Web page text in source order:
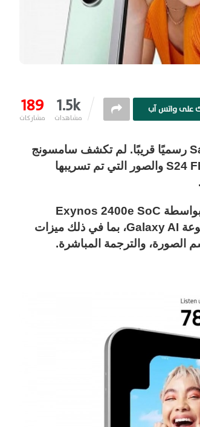
189
مشاركات 1.5k
مشاهدات
على واتس آب
من المتوقع أن يتم إطلاق هاتف Samsung Galaxy S24 FE رسميًا قريبًا. لم تكشف سامسونج
عن أي شيء حول هذا الموضوع حتى الآن، لكن مواصفات S24 FE والصور التي تم تسريبها
وفقًا للمنشور، سيتم تشغيل Samsung Galaxy S24 FE بواسطة Exynos 2400e SoC
وتشغيل One UI 6.1.1 خارج الصندوق. سيأتي أيضًا مع مجموعة Galaxy AI، بما في ذلك ميزات
الصورة، والترجمة المباشرة.